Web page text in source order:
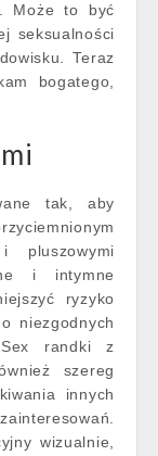
Może to być
seksualności
Teraz
bogatego,
tak, aby
pluszowymi
i intymne
ryzyko
niezgodnych
Sex randki z
szereg
innych
wizualnie,